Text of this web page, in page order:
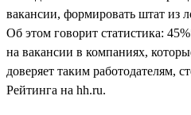
вакансии, формировать штат из
Об этом говорит статистика:
на вакансии в компаниях,
доверяет таким работодателям,
Рейтинга на hh.ru.